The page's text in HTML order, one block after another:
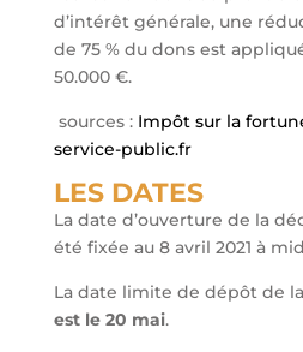
d’intérêt générale, une
de 75 % du dons est
50.000 €.
sources : Impôt sur la
service-public.fr
LES DATES
La date d’ouverture de la
été fixée au 8 avril 2021 à
La date limite de dépôt de
est le 20 mai.